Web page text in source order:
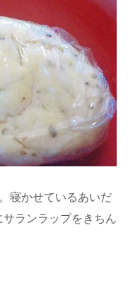
寝かせているあいだ
ランラップをきちん